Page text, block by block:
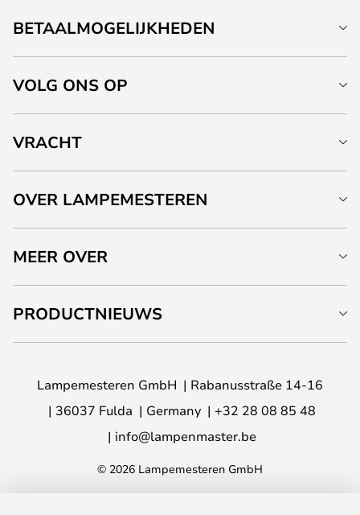
BETAALMOGELIJKHEDEN
VOLG ONS OP
VRACHT
OVER LAMPEMESTEREN
MEER OVER
PRODUCTNIEUWS
Lampemesteren GmbH
Rabanusstraße 14-16
36037 Fulda
Germany
+32 28 08 85 48
info@lampenmaster.be
© 2026 Lampemesteren GmbH